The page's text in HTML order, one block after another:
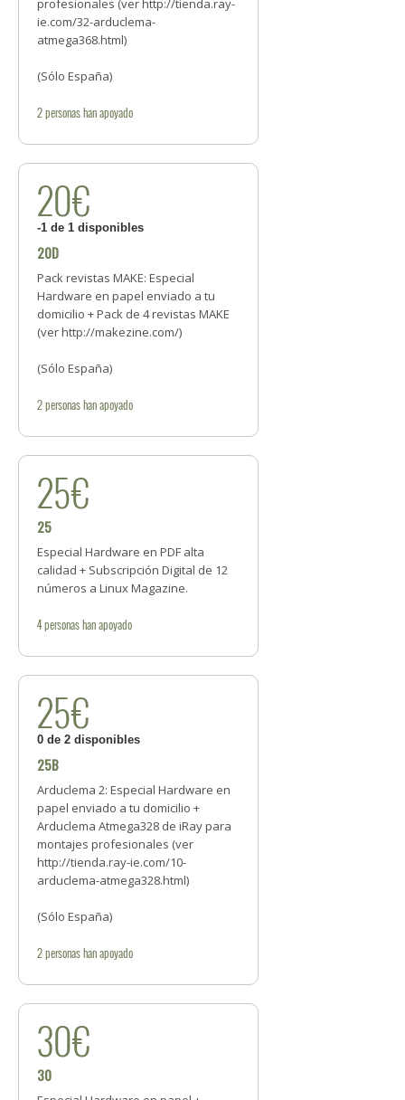
profesionales (ver http://tienda.ray-
ie.com/32-arduclema-
atmega368.html)
(Sólo España)
2personashan apoyado
20€
-1 de 1 disponibles
20D
Pack revistas MAKE: Especial
Hardware en papel enviado a tu
domicilio + Pack de 4 revistas MAKE
(ver http://makezine.com/)
(Sólo España)
2personashan apoyado
25€
25
Especial Hardware en PDF alta
calidad + Subscripción Digital de 12
números a Linux Magazine.
4personashan apoyado
25€
0 de 2 disponibles
25B
Arduclema 2: Especial Hardware en
papel enviado a tu domicilio +
Arduclema Atmega328 de iRay para
montajes profesionales (ver
http://tienda.ray-ie.com/10-
arduclema-atmega328.html)
(Sólo España)
2personashan apoyado
30€
30